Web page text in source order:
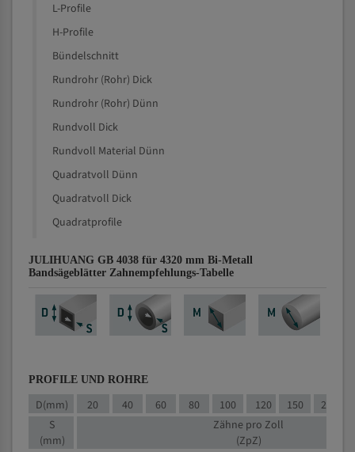
L-Profile
H-Profile
Bündelschnitt
Rundrohr (Rohr) Dick
Rundrohr (Rohr) Dünn
Rundvoll Dick
Rundvoll Material Dünn
Quadratvoll Dünn
Quadratvoll Dick
Quadratprofile
JULIHUANG GB 4038 für 4320 mm Bi-Metall
Bandsägeblätter Zahnempfehlungs-Tabelle
PROFILE UND ROHRE
D(mm) 20 40 60 80 100 120 150 200
S
(mm)
Zähne pro Zoll
(ZpZ)